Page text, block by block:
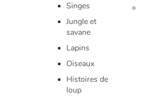
Apprendre les langues
Dyslexie, troubles de la lecture
Nos listes de lecture
Singes
Jungle et
savane
Lapins
Oiseaux
Histoires de
loup